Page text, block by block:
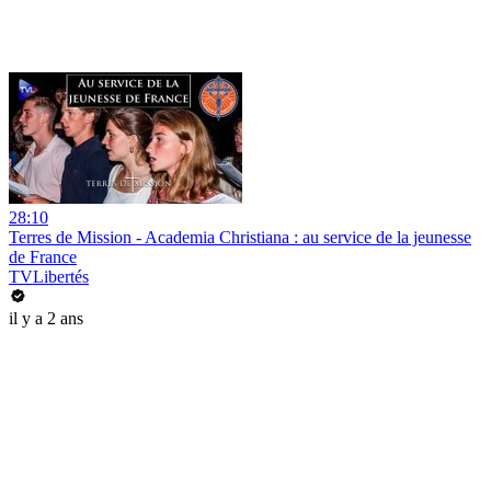
28:10
Terres de Mission - Academia Christiana : au service de la jeunesse
de France
TVLibertés
il y a 2 ans